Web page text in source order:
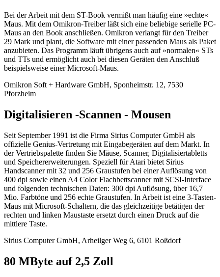
Bei der Arbeit mit dem ST-Book vermißt man häufig eine »echte«
Maus. Mit dem Omikron-Treiber läßt sich eine beliebige serielle PC-
Maus an den Book anschließen. Omikron verlangt für den Treiber
29 Mark und plant, die Software mit einer passenden Maus als Paket
anzubieten. Das Programm läuft übrigens auch auf »normalen« STs
und TTs und ermöglicht auch bei diesen Geräten den Anschluß
beispielsweise einer Microsoft-Maus.
Omikron Soft + Hardware GmbH, Sponheimstr. 12, 7530
Pforzheim
Digitalisieren -Scannen - Mousen
Seit September 1991 ist die Firma Sirius Computer GmbH als
offizielle Genius-Vertretung mit Eingabegeräten auf dem Markt. In
der Vertriebspalette finden Sie Mäuse, Scanner, Digitalisiertabletts
und Speichererweiterungen. Speziell für Atari bietet Sirius
Handscanner mit 32 und 256 Graustufen bei einer Auflösung von
400 dpi sowie einen A4 Color Flachbettscanner mit SCSI-Interface
und folgenden technischen Daten: 300 dpi Auflösung, über 16,7
Mio. Farbtöne und 256 echte Graustufen. In Arbeit ist eine 3-Tasten-
Maus mit Microsoft-Schaltern, die das gleichzeitige betätigen der
rechten und linken Maustaste ersetzt durch einen Druck auf die
mittlere Taste.
Sirius Computer GmbH, Arheilger Weg 6, 6101 Roßdorf
80 MByte auf 2,5 Zoll